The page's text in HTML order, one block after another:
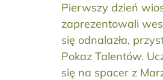
Pierwszy dzień
zaprezentowali
się odnalazła,
Pokaz Talentów.
się na spacer z